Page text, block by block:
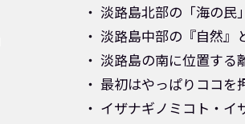
淡路島北部の「海の民
淡路島中部の『自然』
淡路島の南に位置する
最初はやっぱりココを
イザナギノミコト・イ